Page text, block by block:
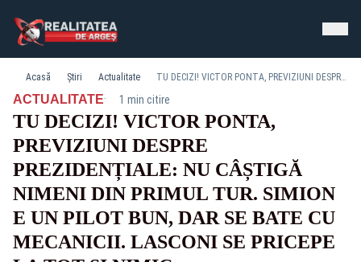
Acasă Știri Actualitate TU DECIZI! VICTOR PONTA, PREVIZIUNI DESPRE PREZIDENȚIALE: NU CÂȘTIGĂ NIMENI DIN PRIMUL TUR. SIMION E UN PILOT BUN, DAR SE BATE CU MECANICII. LASCONI SE PRICEPE LA TOT ȘI NIMIC
ACTUALITATE· 1 min citire
TU DECIZI! VICTOR PONTA,
PREVIZIUNI DESPRE
PREZIDENȚIALE: NU CÂȘTIGĂ
NIMENI DIN PRIMUL TUR. SIMION
E UN PILOT BUN, DAR SE BATE CU
MECANICII. LASCONI SE PRICEPE